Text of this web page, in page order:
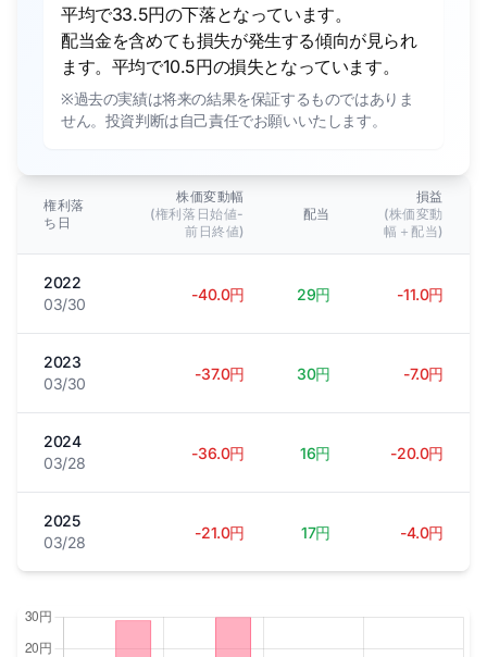
平均で33.5円の下落となっています。
配当金を含めても損失が発生する傾向が見られ
ます。平均で10.5円の損失となっています。
※過去の実績は将来の結果を保証するものではありま
せん。投資判断は自己責任でお願いいたします。
権利落
ち日
株価変動幅
(権利落日始値-
前日終値)
配当
損益
(株価変動
幅＋配当)
2022
03/30
-40.0円 29円 -11.0円
2023
03/30
-37.0円 30円 -7.0円
2024
03/28
-36.0円 16円 -20.0円
2025
03/28
-21.0円 17円 -4.0円